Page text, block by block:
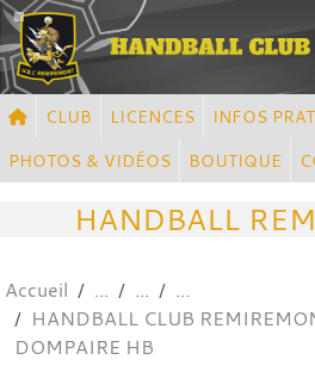
CLUB LICENCES INFOS
PHOTOS & VIDÉOS
BOUTIQUE
HANDBALL
Accueil
HANDBALL CLUB
DOMPAIRE HB
Panneau de gestion des cookies